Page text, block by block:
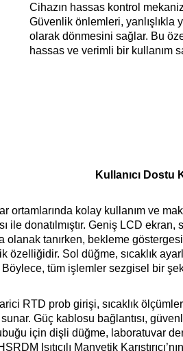
Cihazın hassas kontrol
Güvenlik önlemleri, yanlışlıkla
olarak dönmesini sağlar. Bu
hassas ve verimli bir kullanım
Kullanıcı Dostu
ortamlarında kolay kullanım ve
ile donatılmıştır. Geniş LCD
olanak tanırken, bekleme
Sol düğme, sıcaklık
Böylece, tüm işlemler sezgisel bir
RTD prob girişi, sıcaklık
Güç kablosu bağlantısı,
için dişli düğme, laboratuvar
Isıtıcılı Manyetik